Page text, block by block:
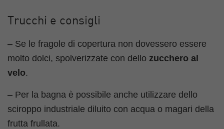
Trucchi e consigli
– Se le fragole di copertura non dovessero essere
molto dolci, spolverizzate con dello zucchero al
velo.
– Per la bagna è possibile anche utilizzare dello
sciroppo industriale diluito con acqua o magari della
frutta frullata.